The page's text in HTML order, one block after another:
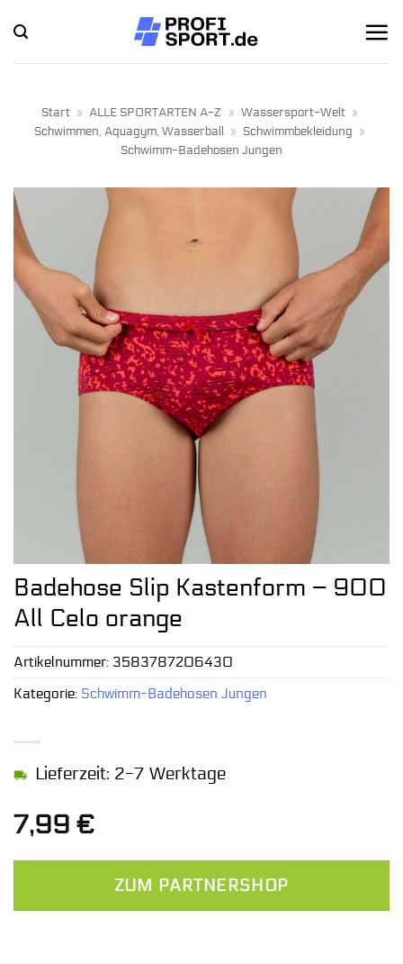
Inhalt
springen
Start » ALLE SPORTARTEN A-Z » Wassersport-Welt »
Schwimmen, Aquagym, Wasserball » Schwimmbekleidung »
Schwimm-Badehosen Jungen
Badehose Slip Kastenform – 900
All Celo orange
7,99 €
Lieferzeit: 2-7 Werktage
ZUM PARTNERSHOP
Artikelnummer: 3583787206430
Kategorie: Schwimm-Badehosen Jungen